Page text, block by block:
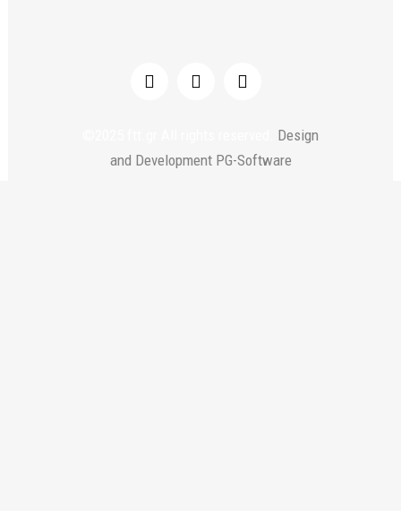
Design
and Development PG-Software